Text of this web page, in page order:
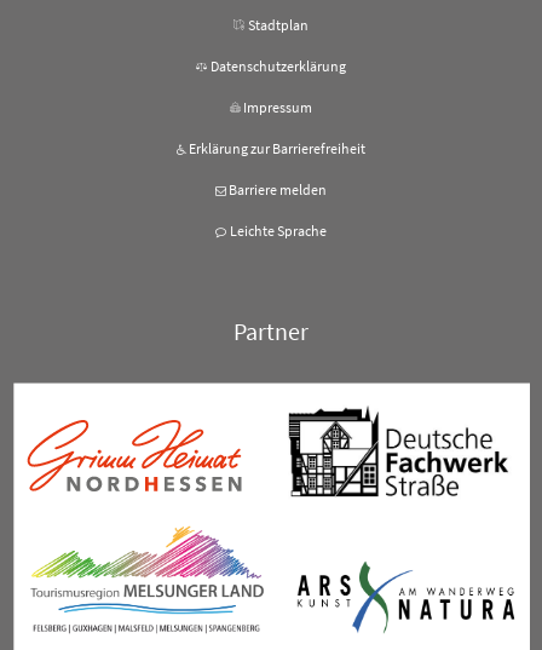
Stadtplan
Datenschutzerklärung
Impressum
Erklärung zur Barrierefreiheit
Barriere melden
Leichte Sprache
Partner